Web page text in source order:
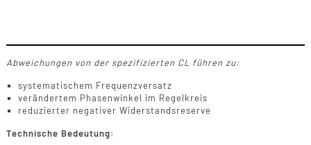
Abweichungen von der spezifizierten CL führen zu:
systematischem Frequenzversatz
verändertem Phasenwinkel im Regelkreis
reduzierter negativer Widerstandsreserve
Technische Bedeutung: